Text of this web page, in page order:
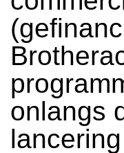
onlangs